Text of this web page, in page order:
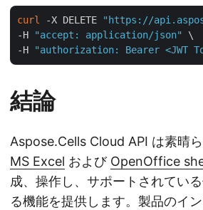
curl -X DELETE
"https://
-H
"accept: application/json"
\
-H
"authorization: Bearer <JWT
結論
Aspose.Cells Cloud API は素晴ら
MS Excel および OpenOffice
成、操作し、サポートされてい
る機能を提供します。製品のイ